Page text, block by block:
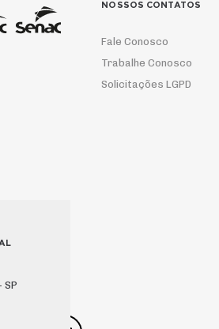
NOSSOS CONTATOS
Fale Conosco
Trabalhe Conosco
Solicitações LGPD
SP